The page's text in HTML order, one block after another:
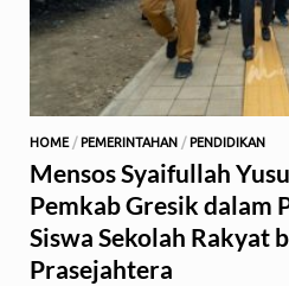
HOME/ PEMERINTAHAN / PENDIDIKAN
Mensos Syaifullah
Pemkab Gresik dalam
Siswa Sekolah Rakyat
Prasejahtera